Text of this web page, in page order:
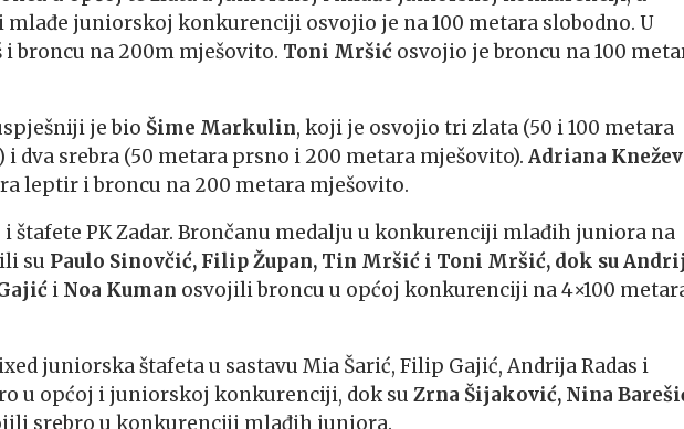
juniorskoj konkurenciji osvojio je na 100 metara slobodno. U
broncu na 200m mješovito. Toni Mršić osvojio je broncu na 100
je bio Šime Markulin, koji je osvojio tri zlata (50 i 100 metara
i dva srebra (50 metara prsno i 200 metara mješovito). Adriana
leptir i broncu na 200 metara mješovito.
štafete PK Zadar. Brončanu medalju u konkurenciji mlađih juniora na
su Paulo Sinovčić, Filip Župan, Tin Mršić i Toni Mršić, dok su
i Noa Kuman osvojili broncu u općoj konkurenciji na 4×100
juniorska štafeta u sastavu Mia Šarić, Filip Gajić, Andrija Radas i
u općoj i juniorskoj konkurenciji, dok su Zrna Šijaković, Nina
srebro u konkurenciji mlađih juniora.